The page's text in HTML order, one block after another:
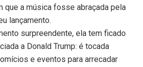
que a música fosse abraçada pela
lançamento.
surpreendente, ela tem ficado
a Donald Trump: é tocada
e eventos para arrecadar